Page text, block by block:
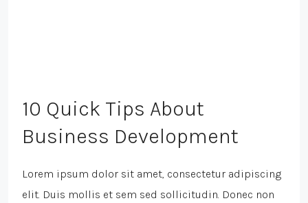
10 Quick Tips About
Business Development
Lorem ipsum dolor sit amet, consectetur adipiscing
elit. Duis mollis et sem sed sollicitudin. Donec non